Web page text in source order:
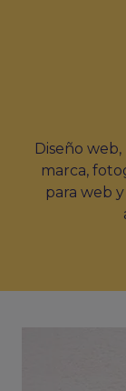
Diseño
marca,
para web